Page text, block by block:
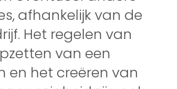
afhankelijk van de
Het regelen van
van een
en het creëren van